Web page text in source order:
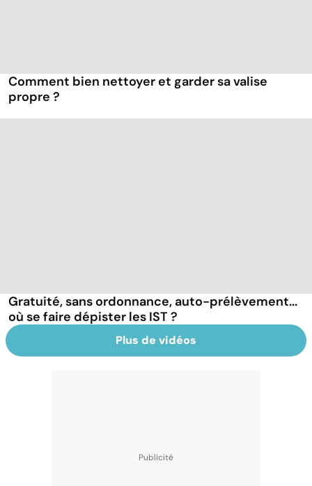
Comment bien nettoyer et garder sa valise
propre ?
Gratuité, sans ordonnance, auto-prélèvement...
où se faire dépister les IST ?
Plus de vidéos